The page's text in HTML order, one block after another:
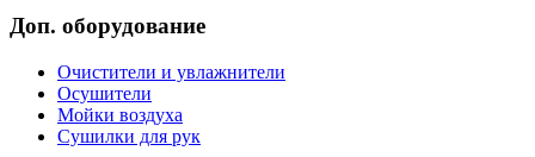
Доп. оборудование
Очистители и увлажнители
Осушители
Мойки воздуха
Сушилки для рук